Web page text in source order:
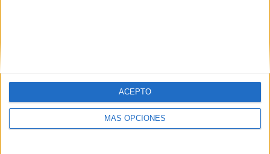
MÁS OPCIONES
ACEPTO